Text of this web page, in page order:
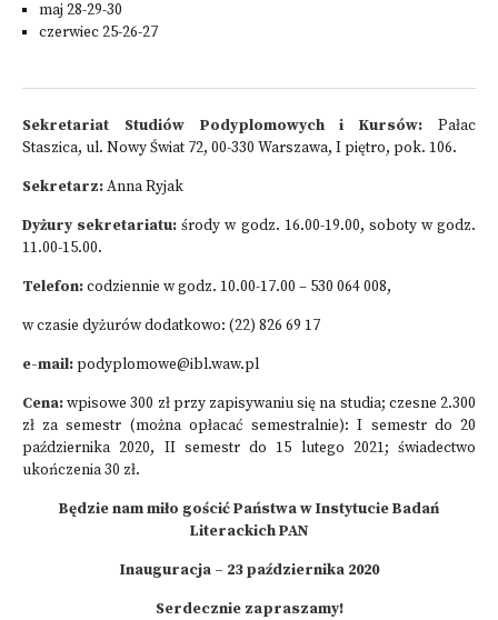
maj 28-29-30
czerwiec 25-26-27
Sekretariat Studiów Podyplomowych i Kursów: Pałac
Staszica, ul. Nowy Świat 72, 00-330 Warszawa, I piętro, pok. 106.
Sekretarz:Anna Ryjak
Dyżury sekretariatu: środy w godz. 16.00-19.00, soboty w godz.
11.00-15.00.
Telefon:codziennie w godz. 10.00-17.00 – 530 064 008,
w czasie dyżurów dodatkowo: (22) 826 69 17
e-mail:podyplomowe@ibl.waw.pl
Cena:wpisowe 300 zł przy zapisywaniu się na studia; czesne 2.300
zł za semestr (można opłacać semestralnie): I semestr do 20
października 2020, II semestr do 15 lutego 2021; świadectwo
ukończenia 30 zł.
Będzie nam miło gościć Państwa w Instytucie Badań
Literackich PAN
Inauguracja – 23 października 2020
Serdecznie zapraszamy!